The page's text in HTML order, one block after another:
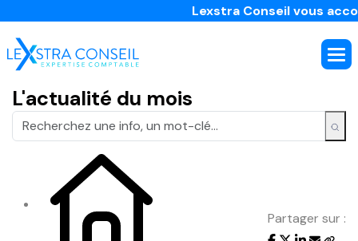
Lexstra Conseil vous
L'actualité du mois
Partager sur :